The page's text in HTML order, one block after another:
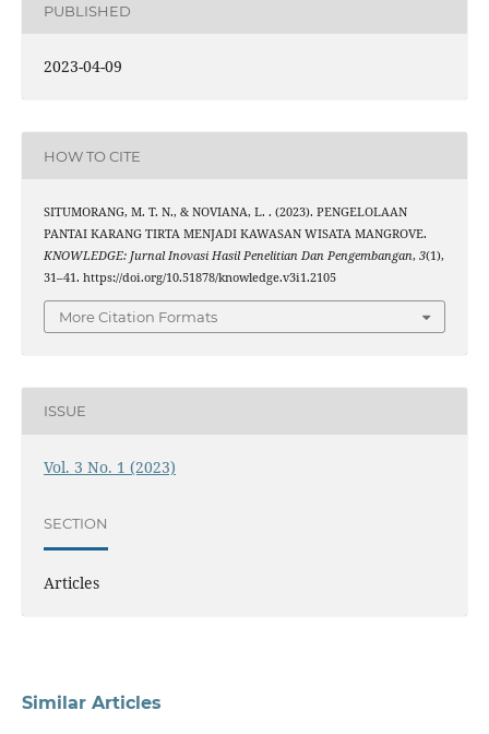
PUBLISHED
2023-04-09
HOW TO CITE
SITUMORANG, M. T. N., & NOVIANA, L. . (2023). PENGELOLAAN
PANTAI KARANG TIRTA MENJADI KAWASAN WISATA MANGROVE.
KNOWLEDGE: Jurnal Inovasi Hasil Penelitian Dan Pengembangan, 3(1),
31–41. https://doi.org/10.51878/knowledge.v3i1.2105
More Citation Formats
ISSUE
Vol. 3 No. 1 (2023)
SECTION
Articles
Similar Articles